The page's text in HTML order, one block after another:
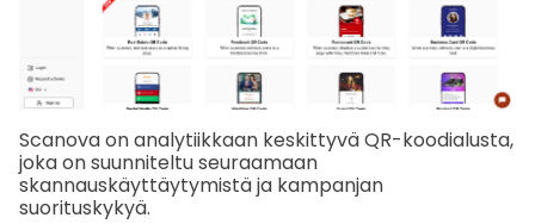
Scanova on analytiikkaan keskittyvä QR-koodialusta,
joka on suunniteltu seuraamaan
skannauskäyttäytymistä ja kampanjan
suorituskykyä.